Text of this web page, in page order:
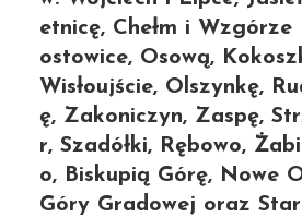
etnicę, Chełm i
ostowice, Osową,
Wisłoujście, Olszynkę,
ę, Zakoniczyn, Zaspę,
r, Szadółki, Rębowo,
o, Biskupią Górę, Nowe
Góry Gradowej oraz